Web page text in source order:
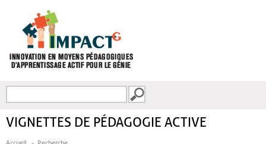
FORMULAIRE DE
VIGNETTES DE PÉDAGOGIE ACTIVE